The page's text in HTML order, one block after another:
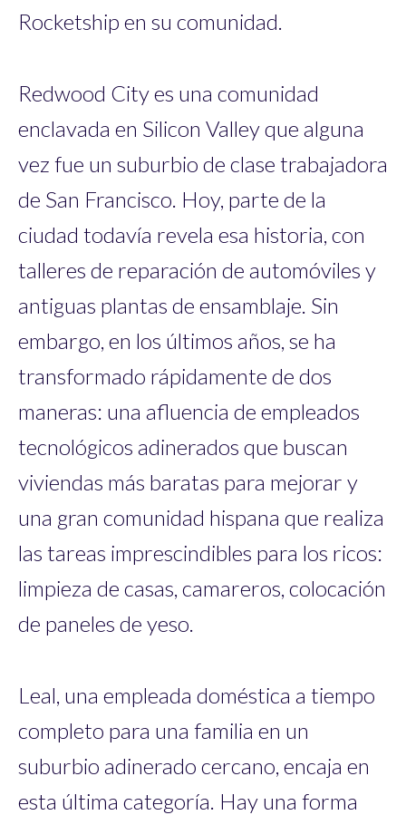
Rocketship en su comunidad.
Redwood City es una comunidad
enclavada en Silicon Valley que alguna
vez fue un suburbio de clase trabajadora
de San Francisco. Hoy, parte de la
ciudad todavía revela esa historia, con
talleres de reparación de automóviles y
antiguas plantas de ensamblaje. Sin
embargo, en los últimos años, se ha
transformado rápidamente de dos
maneras: una afluencia de empleados
tecnológicos adinerados que buscan
viviendas más baratas para mejorar y
una gran comunidad hispana que realiza
las tareas imprescindibles para los ricos:
limpieza de casas, camareros, colocación
de paneles de yeso.
Leal, una empleada doméstica a tiempo
completo para una familia en un
suburbio adinerado cercano, encaja en
esta última categoría. Hay una forma